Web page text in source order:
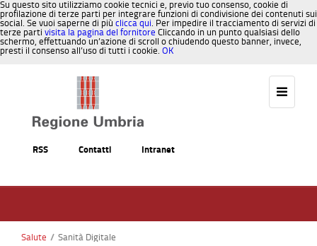
Su questo sito utilizziamo cookie tecnici e, previo tuo consenso, cookie di
profilazione di terze parti per integrare funzioni di condivisione dei contenuti sui
social. Se vuoi saperne di più clicca qui. Per impedire il tracciamento di servizi di
terze parti visita la pagina del fornitore Cliccando in un punto qualsiasi dello
schermo, effettuando un’azione di scroll o chiudendo questo banner, invece,
presti il consenso all’uso di tutti i cookie. OK
RSS Contatti Intranet
Salute / Sanità Digitale